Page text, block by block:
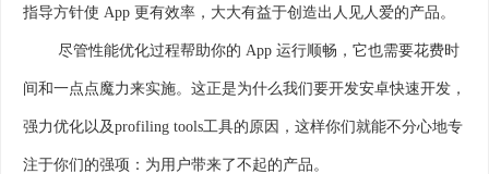
指导方针使 App 更有效率，大大有益于创造出人见人爱的产品。
尽管性能优化过程帮助你的 App 运行顺畅，它也需要花费时
间和一点点魔力来实施。这正是为什么我们要开发安卓快速开发，
强力优化以及profiling tools工具的原因，这样你们就能不分心地专
注于你们的强项：为用户带来了不起的产品。